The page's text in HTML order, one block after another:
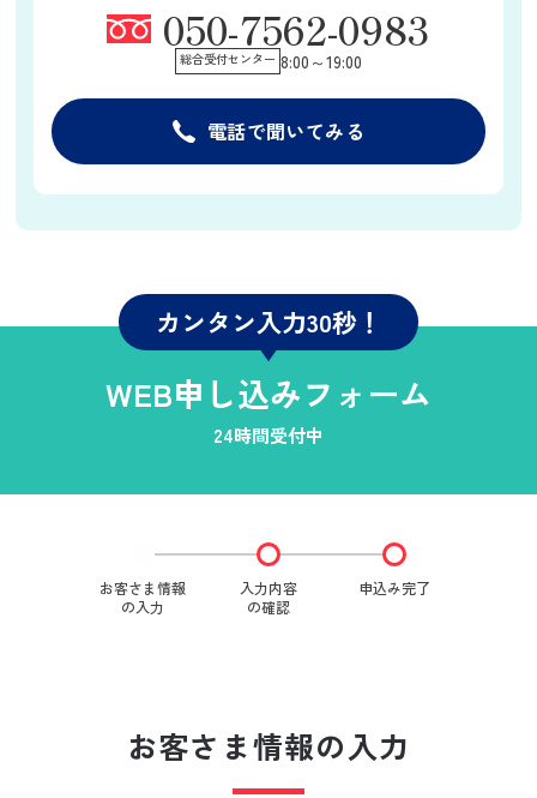
050-7562-0983
総合受付センター 8:00～19:00
電話で聞いてみる
カンタン入力30秒！
WEB申し込みフォーム
24時間受付中
お客さま情報
の入力
入力内容
の確認
申込み完了
お客さま情報の入力